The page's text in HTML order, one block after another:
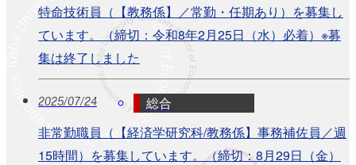
特命技術員（【教務係】／常勤・任期あり）を募集し
ています。（締切：令和8年2月25日（水）必着）※募
集は終了しました
2025/07/24
総合
非常勤職員（【経済学研究科/教務係】事務補佐員／週
15時間）を募集しています。（締切：8月29日（金）